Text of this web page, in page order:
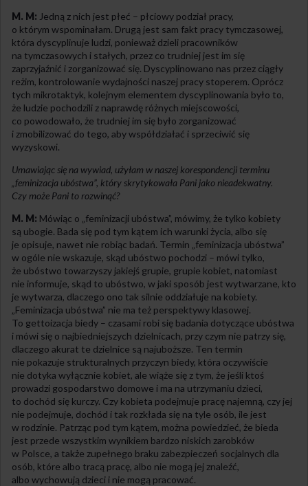
M. M: Jedną z nich jest płeć – płciowy podział pracy,
o którym wspominałam. Drugą jest sam fakt pracy tymczasowej,
która dyscyplinuje ludzi, ponieważ dzieli pracowników
na tymczasowych i stałych, przez co trudniej jest im się
zaprzyjaźnić i zorganizować się. Dyscyplinowano nas przez ciągły
reżim, kontrolowanie wydajności naszej pracy stoperem. Oprócz
tych mikrotaktyk, kolejnym elementem dyscyplinowania było to,
że ludzie pochodzili z naprawdę różnych miejscowości,
co powodowało, że trudniej im się było zorganizować
i zmobilizować do tego, aby współdziałać i sprzeciwić się
wyzyskowi.
Umawiając się na wywiad, użyłam w naszej korespondencji terminu
„feminizacja ubóstwa”, który skrytykowała Pani jako nieadekwatny.
Czy może Pani to rozwinąć?
M. M: Mówiąc o „feminizacji ubóstwa”, mówimy, że tylko kobiety
są ubogie. Bada się pod tym kątem ich warunki życia, albo się
je opisuje, nawet nie robiąc badań. Termin „feminizacja ubóstwa”
w ogóle nie wskazuje, skąd ubóstwo pochodzi – mówi tylko,
że ubóstwo towarzyszy jakiejś grupie, grupie kobiet, natomiast
nie informuje, skąd to ubóstwo, w jaki sposób jest wytwarzane, kto
je wytwarza, dlaczego ono tak silnie oddziałuje na kobiety.
„Feminizacja ubóstwa” nie ma też perspektywy klasowej.
To gettoizacja biedy – czasami robi się badania dotyczące ubóstwa
i mówi się o najbiedniejszych dzielnicach, przy czym nie patrzy się,
dlaczego akurat te dzielnice są najuboższe. Ten termin
nie pokazuje strukturalnych przyczyn biedy, która oczywiście
nie dotyka wyłącznie kobiet, ale wiąże się z tym, że jeśli ktoś
prowadzi gospodarstwo domowe i ma na utrzymaniu dzieci,
to dochód się kurczy. Czy kobieta podejmuje pracę najemną, czy jej
nie podejmuje, dochód i tak rozkłada się na tyle osób, ile jest
w rodzinie. Patrząc pod tym kątem, można powiedzieć, że bieda
jest przede wszystkim wynikiem bardzo niskich zarobków
w Polsce, a także zupełnego braku zabezpieczeń socjalnych dla
osób, które albo tracą pracę, albo nie mogą jej znaleźć,
albo wychowują dzieci i nie mogą pracować.